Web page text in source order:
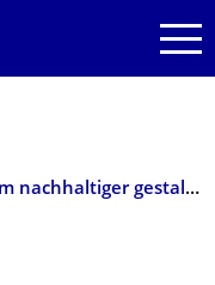
DNCi2021: Bauwirtschaft gemeinsam nachhaltiger gestalten